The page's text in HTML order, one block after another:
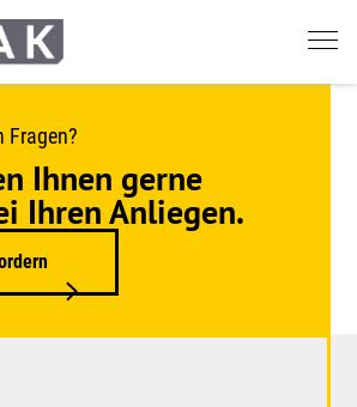
Fragen?
Ihnen gerne
Ihren Anliegen.